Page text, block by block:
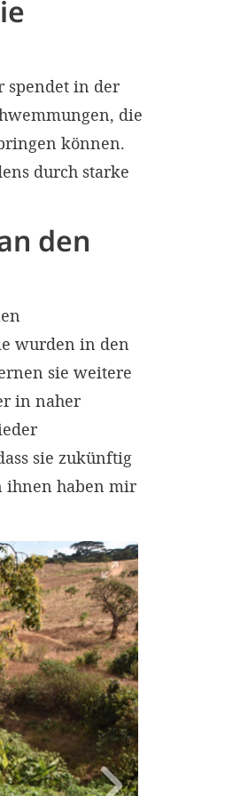
spendet in der
die
können.
durch starke
den
wurden in den
sie weitere
in naher
sie zukünftig
ihnen haben mir